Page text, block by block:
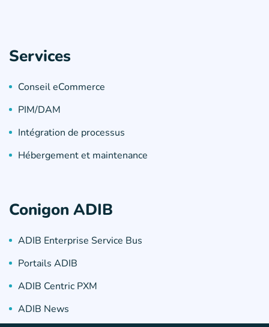
Services
Conseil eCommerce
PIM/DAM
Intégration de processus
Hébergement et maintenance
Conigon ADIB
ADIB Enterprise Service Bus
Portails ADIB
ADIB Centric PXM
ADIB News